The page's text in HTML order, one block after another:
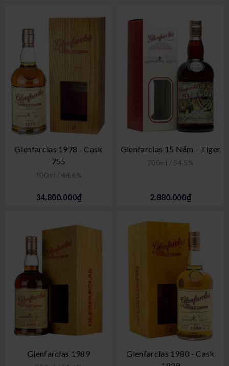
Glenfarclas 1978 - Cask
755
700ml / 44,6%
34.800.000₫
Glenfarclas 15 Năm - Tiger
700ml / 54,5%
2.880.000₫
Glenfarclas 1989
Glenfarclas 1980 - Cask